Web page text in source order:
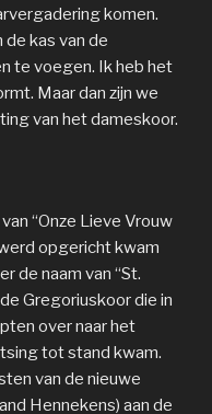
komen.
kas van de
te voegen. Ik heb het
Maar dan zijn we
van het dameskoor.
“Onze Lieve Vrouw
opgericht kwam
de naam van “St.
Gregoriuskoor die in
over naar het
tot stand kwam.
van de nieuwe
Hennekens) aan de